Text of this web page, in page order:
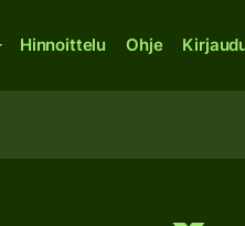
Hinnoittelu Ohje